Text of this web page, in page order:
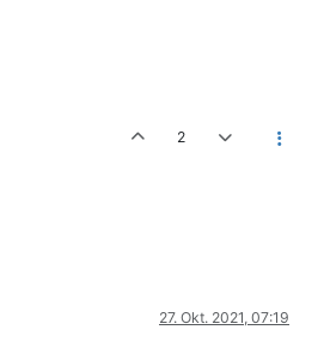
2
27. Okt. 2021, 07:19